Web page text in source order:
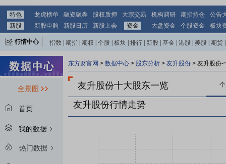
特色 龙虎榜单 融资融券 股权质押 大宗交易 机构调研 期指持仓
公告
新股
新股申购 新股日历 新股上会 资金 大盘资金 个股资金 板块
行情中心 指数 期指 期权 个股 板块 排行 新股 基金 港股 美股 期货
全景图
首页
我的数据
热门数据
东方财富网 > 数据中心 > 股东分析 > 友升股份 > 友升股份-
友升股份十大股东一览
友升股份行情走势